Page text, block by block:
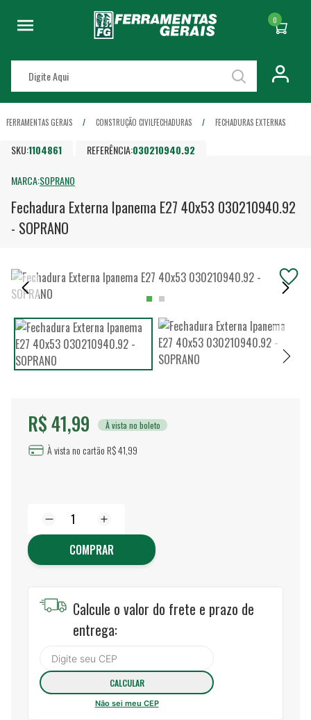
0
FERRAMENTAS GERAIS CONSTRUÇÃO CIVILFECHADURAS FECHADURAS EXTERNAS
SKU:1104861 REFERÊNCIA:030210940.92
MARCA:SOPRANO
Fechadura Externa Ipanema E27 40x53 030210940.92
- SOPRANO
R$ 41,99 À vista no boleto
À vista no cartão R$ 41,99
COMPRAR
Calcule o valor do frete e prazo de
entrega:
Não sei meu CEP